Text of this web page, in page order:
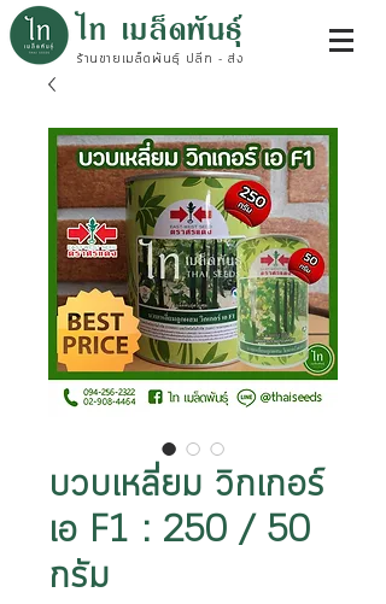
ไท เมล็ดพันธุ์
ร้านขายเมล็ดพันธุ์ ปลีก - ส่ง
บวบเหลี่ยม วิกเกอร์
เอ F1 : 250 / 50
กรัม